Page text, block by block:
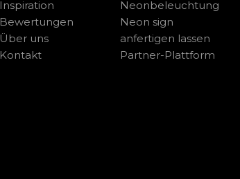
Inspiration
Bewertungen
Über uns
Kontakt
Neonbeleuchtung
Neon sign
anfertigen lassen
Partner-Plattform